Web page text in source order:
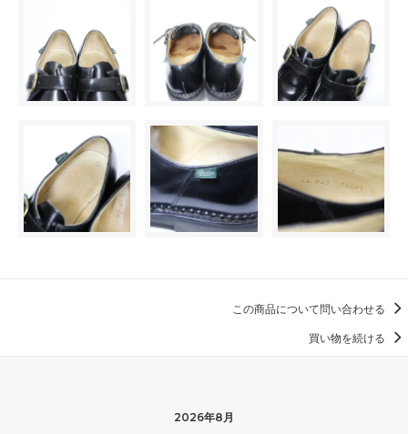
この商品について問い合わせる
買い物を続ける
2026年8月